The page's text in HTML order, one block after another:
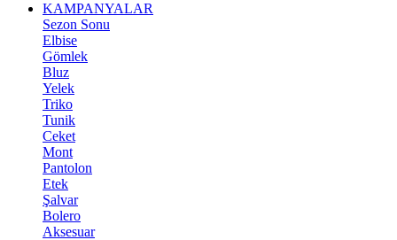
KAMPANYALAR
Sezon Sonu
Elbise
Gömlek
Bluz
Yelek
Triko
Tunik
Ceket
Mont
Pantolon
Etek
Şalvar
Bolero
Aksesuar